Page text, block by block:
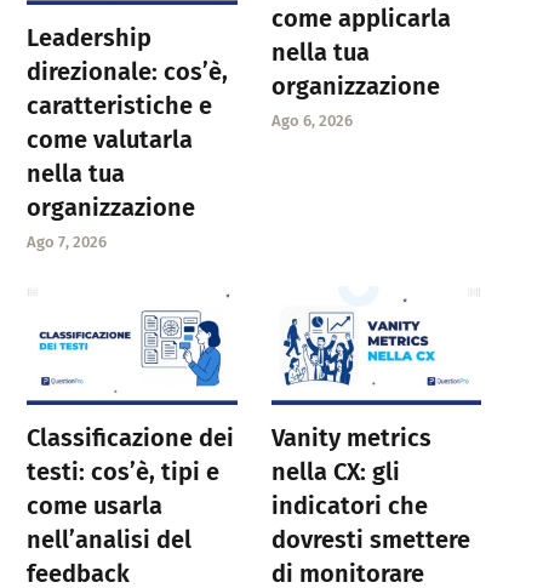
Leadership
direzionale: cos’è,
caratteristiche e
come valutarla
nella tua
organizzazione
Ago 7, 2026
come applicarla
nella tua
organizzazione
Ago 6, 2026
Classificazione dei
testi: cos’è, tipi e
come usarla
nell’analisi del
feedback
Vanity metrics
nella CX: gli
indicatori che
dovresti smettere
di monitorare